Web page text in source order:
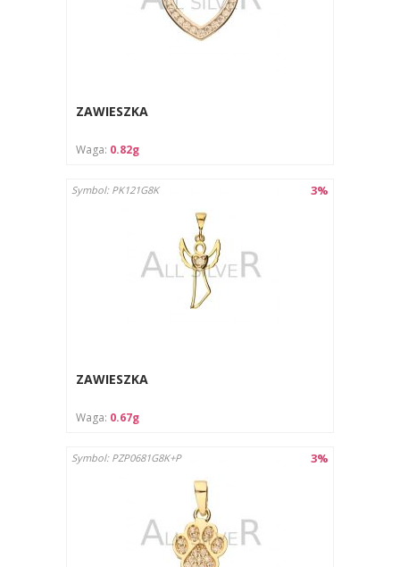
ZAWIESZKA
Waga: 0.82g
3%
Symbol: PK121G8K
ZAWIESZKA
Waga: 0.67g
3%
Symbol: PZP0681G8K+P